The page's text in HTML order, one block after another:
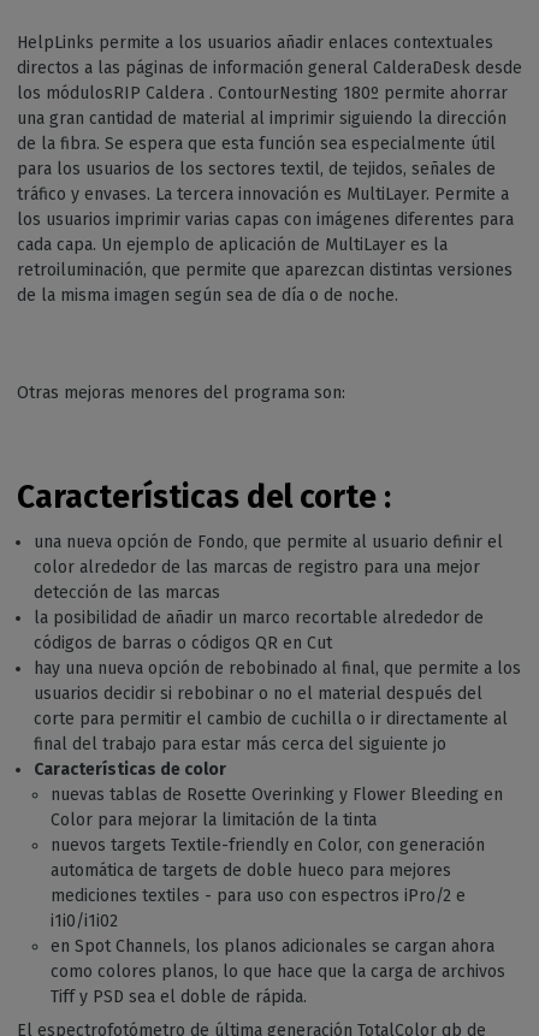
HelpLinks permite a los usuarios añadir enlaces contextuales
directos a las páginas de información general CalderaDesk desde
los módulosRIP Caldera . ContourNesting 180º permite ahorrar
una gran cantidad de material al imprimir siguiendo la dirección
de la fibra. Se espera que esta función sea especialmente útil
para los usuarios de los sectores textil, de tejidos, señales de
tráfico y envases. La tercera innovación es MultiLayer. Permite a
los usuarios imprimir varias capas con imágenes diferentes para
cada capa. Un ejemplo de aplicación de MultiLayer es la
retroiluminación, que permite que aparezcan distintas versiones
de la misma imagen según sea de día o de noche.
Otras mejoras menores del programa son:
Características del corte :
una nueva opción de Fondo, que permite al usuario definir el
color alrededor de las marcas de registro para una mejor
detección de las marcas
la posibilidad de añadir un marco recortable alrededor de
códigos de barras o códigos QR en Cut
hay una nueva opción de rebobinado al final, que permite a los
usuarios decidir si rebobinar o no el material después del
corte para permitir el cambio de cuchilla o ir directamente al
final del trabajo para estar más cerca del siguiente jo
Características de color
nuevas tablas de Rosette Overinking y Flower Bleeding en
Color para mejorar la limitación de la tinta
nuevos targets Textile-friendly en Color, con generación
automática de targets de doble hueco para mejores
mediciones textiles - para uso con espectros iPro/2 e
i1i0/i1i02
en Spot Channels, los planos adicionales se cargan ahora
como colores planos, lo que hace que la carga de archivos
Tiff y PSD sea el doble de rápida.
El espectrofotómetro de última generación TotalColor qb de